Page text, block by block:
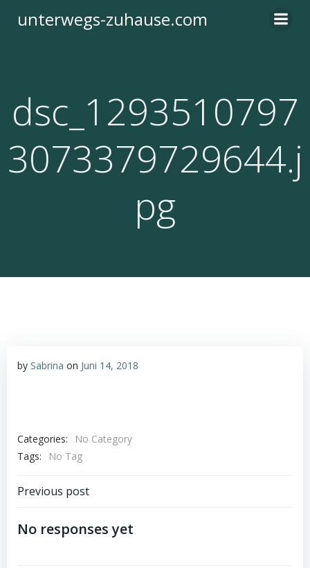
Inhalt
unterwegs-zuhause.com
dsc_1293510797
3073379729644.j
pg
by Sabrina on Juni 14, 2018
Categories:
No Category
Tags:
No Tag
Post
navigation
Previous post
No responses yet